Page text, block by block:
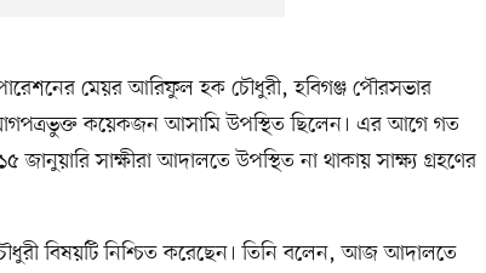
মেয়র আরিফুল হক চৌধুরী, হবিগঞ্জ পৌরসভার
কয়েকজন আসামি উপস্থিত ছিলেন। এর আগে গত
সাক্ষীরা আদালতে উপস্থিত না থাকায় সাক্ষ্য গ্রহণের
বিষয়টি নিশ্চিত করেছেন। তিনি বলেন, আজ আদালতে